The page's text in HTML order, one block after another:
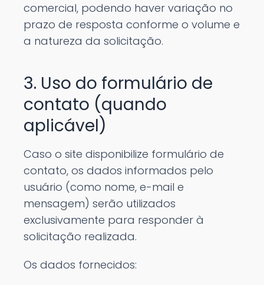
comercial, podendo haver variação no
prazo de resposta conforme o volume e
a natureza da solicitação.
3. Uso do formulário de
contato (quando
aplicável)
Caso o site disponibilize formulário de
contato, os dados informados pelo
usuário (como nome, e-mail e
mensagem) serão utilizados
exclusivamente para responder à
solicitação realizada.
Os dados fornecidos: